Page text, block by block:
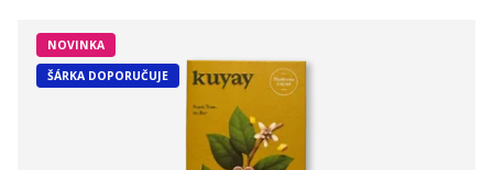
NOVINKA
ŠÁRKA DOPORUČUJE